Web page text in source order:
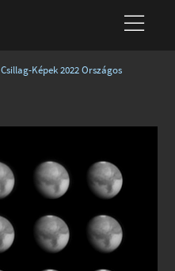
Csillag-Képek 2022 Országos